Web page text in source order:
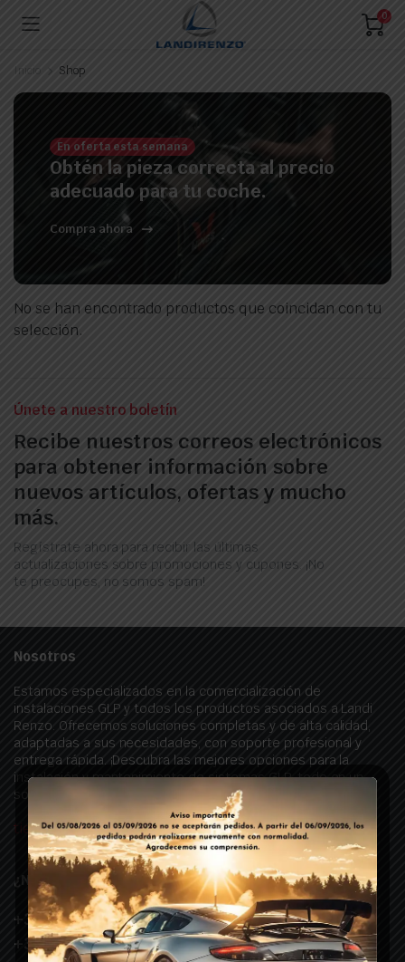
0
Inicio Shop
En oferta esta semana
Obtén la pieza correcta al precio
adecuado para tu coche.
Compra ahora
No se han encontrado productos que coincidan con tu
selección.
Únete a nuestro boletín
Recibe nuestros correos electrónicos
para obtener información sobre
nuevos artículos, ofertas y mucho
más.
Regístrate ahora para recibir las últimas
actualizaciones sobre promociones y cupones. ¡No
te preocupes, no somos spam!
Nosotros
Estamos especializados en la comercialización de
instalaciones GLP y todos los productos asociados a Landi
Renzo. Ofrecemos soluciones completas y de alta calidad,
adaptadas a sus necesidades, con soporte profesional y
entrega rápida. ¡Descubra las mejores opciones para la
instalación y mantenimiento de sistemas GLP, todo en un
solo lugar!
tienda@landirenzo-glp.es
¿Necesitas ayuda?
+34 676 088 610
+34 634 033 977